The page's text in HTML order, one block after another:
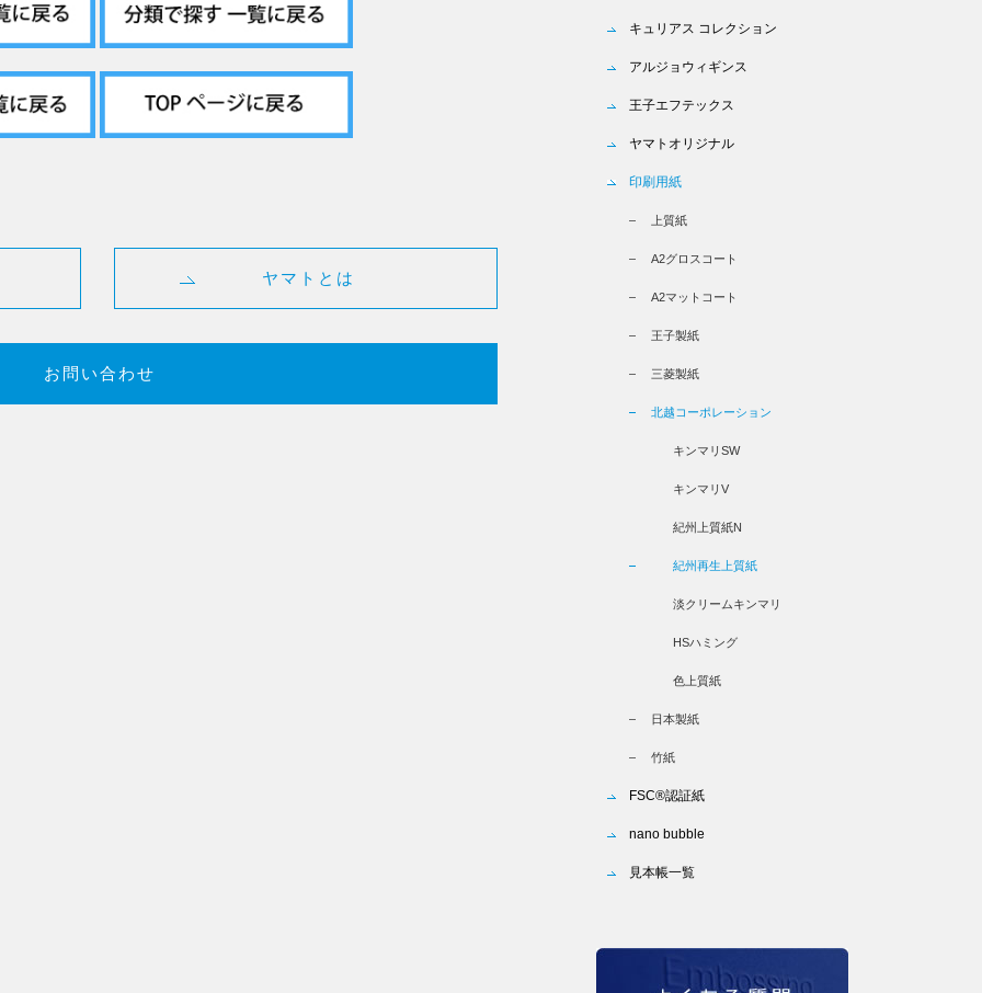
ヤマトとは
お問い合わせ
キュリアス コレクション
アルジョウィギンス
王子エフテックス
ヤマトオリジナル
印刷用紙
上質紙
A2グロスコート
A2マットコート
王子製紙
三菱製紙
北越コーポレーション
キンマリSW
キンマリV
紀州上質紙N
紀州再生上質紙
淡クリームキンマリ
HSハミング
色上質紙
日本製紙
竹紙
FSC®認証紙
nano bubble
見本帳一覧